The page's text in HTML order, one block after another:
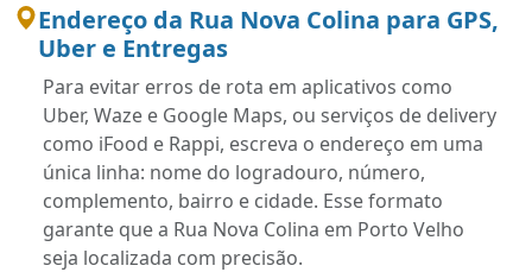
Endereço da Rua Nova Colina para GPS,
Uber e Entregas
Para evitar erros de rota em aplicativos como
Uber, Waze e Google Maps, ou serviços de delivery
como iFood e Rappi, escreva o endereço em uma
única linha: nome do logradouro, número,
complemento, bairro e cidade. Esse formato
garante que a Rua Nova Colina em Porto Velho
seja localizada com precisão.